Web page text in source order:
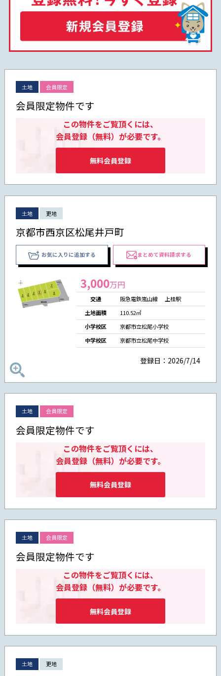
土地 会員限定
会員限定物件です
この物件をご覧頂くには、
会員登録（無料）が必要です。
無料会員登録
土地 更地
京都市西京区松尾井戸町
お気に入りに追加する まとめて資料請求する
3,000万円
交通
阪急電鉄嵐山線 上桂駅
土地面積
110.52㎡
小学校区
京都市立松尾小学校
中学校区
京都市立松尾中学校
登録日：2026/7/14
土地 会員限定
会員限定物件です
この物件をご覧頂くには、
会員登録（無料）が必要です。
無料会員登録
土地 会員限定
会員限定物件です
この物件をご覧頂くには、
会員登録（無料）が必要です。
無料会員登録
土地 更地